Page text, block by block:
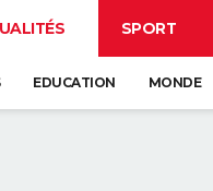
SPORT
EDUCATION MONDE